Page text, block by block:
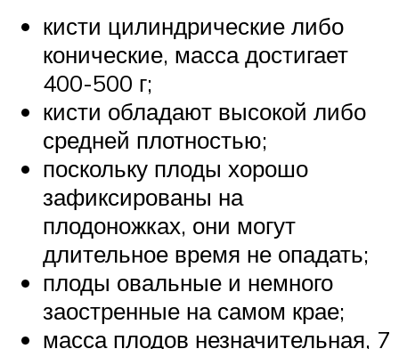
кисти цилиндрические либо
конические, масса достигает
400-500 г;
кисти обладают высокой либо
средней плотностью;
поскольку плоды хорошо
зафиксированы на
плодоножках, они могут
длительное время не опадать;
плоды овальные и немного
заостренные на самом крае;
масса плодов незначительная, 7